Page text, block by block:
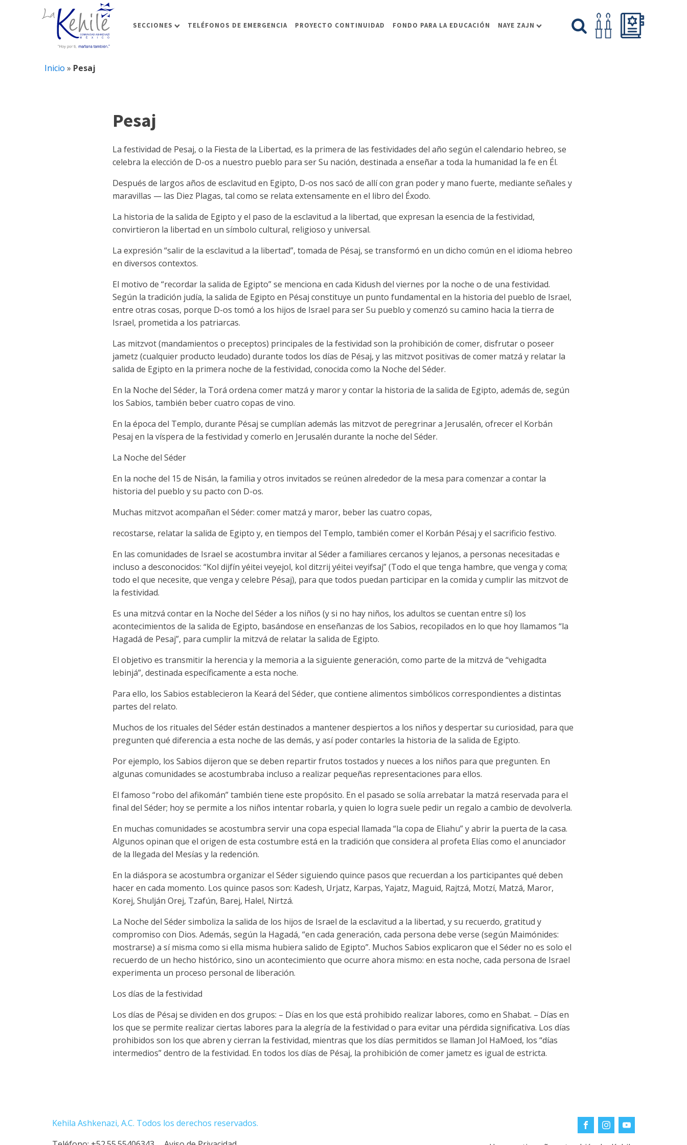
SECCIONES TELÉFONOS DE EMERGENCIA PROYECTO CONTINUIDAD FONDO PARA LA EDUCACIÓN NAYE ZAJN
Inicio » Pesaj
Pesaj
La festividad de Pesaj, o la Fiesta de la Libertad, es la primera de las festividades del año según el calendario hebreo, se
celebra la elección de D-os a nuestro pueblo para ser Su nación, destinada a enseñar a toda la humanidad la fe en Él.
Después de largos años de esclavitud en Egipto, D-os nos sacó de allí con gran poder y mano fuerte, mediante señales y
maravillas — las Diez Plagas, tal como se relata extensamente en el libro del Éxodo.
La historia de la salida de Egipto y el paso de la esclavitud a la libertad, que expresan la esencia de la festividad,
convirtieron la libertad en un símbolo cultural, religioso y universal.
La expresión “salir de la esclavitud a la libertad”, tomada de Pésaj, se transformó en un dicho común en el idioma hebreo
en diversos contextos.
El motivo de “recordar la salida de Egipto” se menciona en cada Kidush del viernes por la noche o de una festividad.
Según la tradición judía, la salida de Egipto en Pésaj constituye un punto fundamental en la historia del pueblo de Israel,
entre otras cosas, porque D-os tomó a los hijos de Israel para ser Su pueblo y comenzó su camino hacia la tierra de
Israel, prometida a los patriarcas.
Las mitzvot (mandamientos o preceptos) principales de la festividad son la prohibición de comer, disfrutar o poseer
jametz (cualquier producto leudado) durante todos los días de Pésaj, y las mitzvot positivas de comer matzá y relatar la
salida de Egipto en la primera noche de la festividad, conocida como la Noche del Séder.
En la Noche del Séder, la Torá ordena comer matzá y maror y contar la historia de la salida de Egipto, además de, según
los Sabios, también beber cuatro copas de vino.
En la época del Templo, durante Pésaj se cumplían además las mitzvot de peregrinar a Jerusalén, ofrecer el Korbán
Pesaj en la víspera de la festividad y comerlo en Jerusalén durante la noche del Séder.
La Noche del Séder
En la noche del 15 de Nisán, la familia y otros invitados se reúnen alrededor de la mesa para comenzar a contar la
historia del pueblo y su pacto con D-os.
Muchas mitzvot acompañan el Séder: comer matzá y maror, beber las cuatro copas,
recostarse, relatar la salida de Egipto y, en tiempos del Templo, también comer el Korbán Pésaj y el sacrificio festivo.
En las comunidades de Israel se acostumbra invitar al Séder a familiares cercanos y lejanos, a personas necesitadas e
incluso a desconocidos: “Kol dijfín yéitei veyejol, kol ditzrij yéitei veyifsaj” (Todo el que tenga hambre, que venga y coma;
todo el que necesite, que venga y celebre Pésaj), para que todos puedan participar en la comida y cumplir las mitzvot de
la festividad.
Es una mitzvá contar en la Noche del Séder a los niños (y si no hay niños, los adultos se cuentan entre sí) los
acontecimientos de la salida de Egipto, basándose en enseñanzas de los Sabios, recopilados en lo que hoy llamamos “la
Hagadá de Pesaj”, para cumplir la mitzvá de relatar la salida de Egipto.
El objetivo es transmitir la herencia y la memoria a la siguiente generación, como parte de la mitzvá de “vehigadta
lebinjá”, destinada específicamente a esta noche.
Para ello, los Sabios establecieron la Keará del Séder, que contiene alimentos simbólicos correspondientes a distintas
partes del relato.
Muchos de los rituales del Séder están destinados a mantener despiertos a los niños y despertar su curiosidad, para que
pregunten qué diferencia a esta noche de las demás, y así poder contarles la historia de la salida de Egipto.
Por ejemplo, los Sabios dijeron que se deben repartir frutos tostados y nueces a los niños para que pregunten. En
algunas comunidades se acostumbraba incluso a realizar pequeñas representaciones para ellos.
El famoso “robo del afikomán” también tiene este propósito. En el pasado se solía arrebatar la matzá reservada para el
final del Séder; hoy se permite a los niños intentar robarla, y quien lo logra suele pedir un regalo a cambio de devolverla.
En muchas comunidades se acostumbra servir una copa especial llamada “la copa de Eliahu” y abrir la puerta de la casa.
Algunos opinan que el origen de esta costumbre está en la tradición que considera al profeta Elías como el anunciador
de la llegada del Mesías y la redención.
En la diáspora se acostumbra organizar el Séder siguiendo quince pasos que recuerdan a los participantes qué deben
hacer en cada momento. Los quince pasos son: Kadesh, Urjatz, Karpas, Yajatz, Maguid, Rajtzá, Motzí, Matzá, Maror,
Korej, Shulján Orej, Tzafún, Barej, Halel, Nirtzá.
La Noche del Séder simboliza la salida de los hijos de Israel de la esclavitud a la libertad, y su recuerdo, gratitud y
compromiso con Dios. Además, según la Hagadá, “en cada generación, cada persona debe verse (según Maimónides:
mostrarse) a sí misma como si ella misma hubiera salido de Egipto”. Muchos Sabios explicaron que el Séder no es solo el
recuerdo de un hecho histórico, sino un acontecimiento que ocurre ahora mismo: en esta noche, cada persona de Israel
experimenta un proceso personal de liberación.
Los días de la festividad
Los días de Pésaj se dividen en dos grupos: – Días en los que está prohibido realizar labores, como en Shabat. – Días en
los que se permite realizar ciertas labores para la alegría de la festividad o para evitar una pérdida significativa. Los días
prohibidos son los que abren y cierran la festividad, mientras que los días permitidos se llaman Jol HaMoed, los “días
intermedios” dentro de la festividad. En todos los días de Pésaj, la prohibición de comer jametz es igual de estricta.
Kehila Ashkenazi, A.C. Todos los derechos reservados.